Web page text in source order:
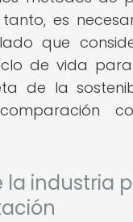
es
que
de vida
de la
la industria